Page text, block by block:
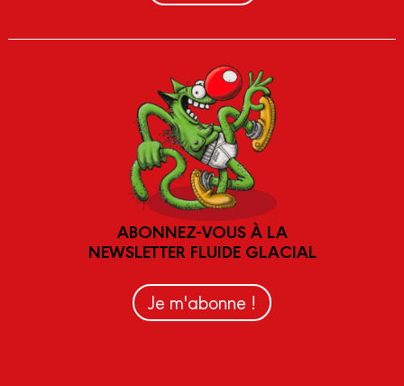
ABONNEZ-VOUS À LA
NEWSLETTER FLUIDE GLACIAL
Je m'abonne !